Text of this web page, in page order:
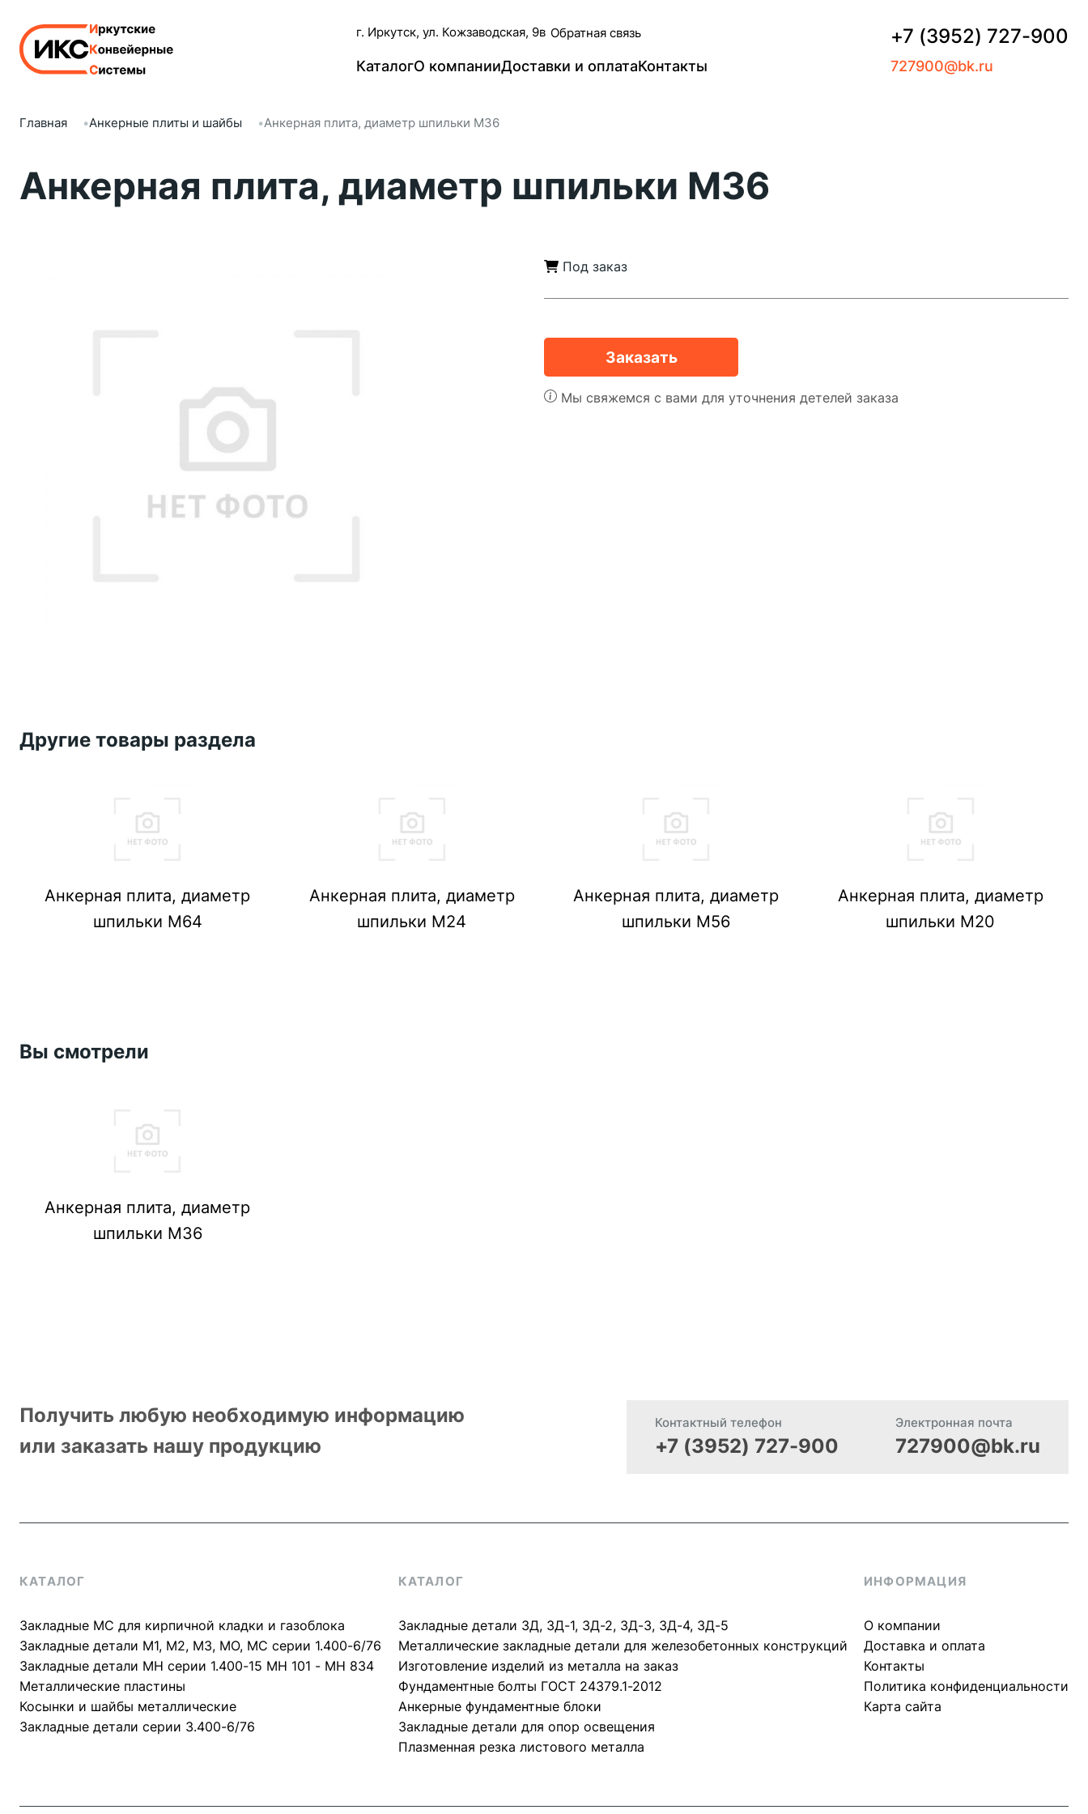
г. Иркутск, ул. Кожзаводская, 9в Обратная связь
КаталогО компанииДоставки и оплатаКонтакты
+7 (3952) 727-900
727900@bk.ru
Главная Анкерные плиты и шайбы Анкерная плита, диаметр шпильки М36
Анкерная плита, диаметр шпильки М36
Под заказ
Заказать
Мы свяжемся с вами для уточнения детелей заказа
Другие товары раздела
Анкерная плита, диаметр
шпильки М64
Анкерная плита, диаметр
шпильки М24
Анкерная плита, диаметр
шпильки М56
Анкерная плита, диаметр
шпильки М20
Вы смотрели
Анкерная плита, диаметр
шпильки М36
Получить любую необходимую информацию
или заказать нашу продукцию
Контактный телефон
+7 (3952) 727-900
Электронная почта
727900@bk.ru
КАТАЛОГ
Закладные МС для кирпичной кладки и газоблока
Закладные детали М1, М2, М3, МО, МС серии 1.400-6/76
Закладные детали МН серии 1.400-15 МН 101 - МН 834
Металлические пластины
Косынки и шайбы металлические
Закладные детали серии 3.400-6/76
КАТАЛОГ
Закладные детали ЗД, ЗД-1, ЗД-2, ЗД-3, ЗД-4, ЗД-5
Металлические закладные детали для железобетонных конструкций
Изготовление изделий из металла на заказ
Фундаментные болты ГОСТ 24379.1-2012
Анкерные фундаментные блоки
Закладные детали для опор освещения
Плазменная резка листового металла
ИНФОРМАЦИЯ
О компании
Доставка и оплата
Контакты
Политика конфиденциальности
Карта сайта